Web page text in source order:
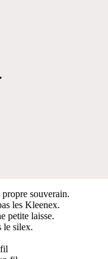
souverain.
les Kleenex.
petite laisse.
le silex.